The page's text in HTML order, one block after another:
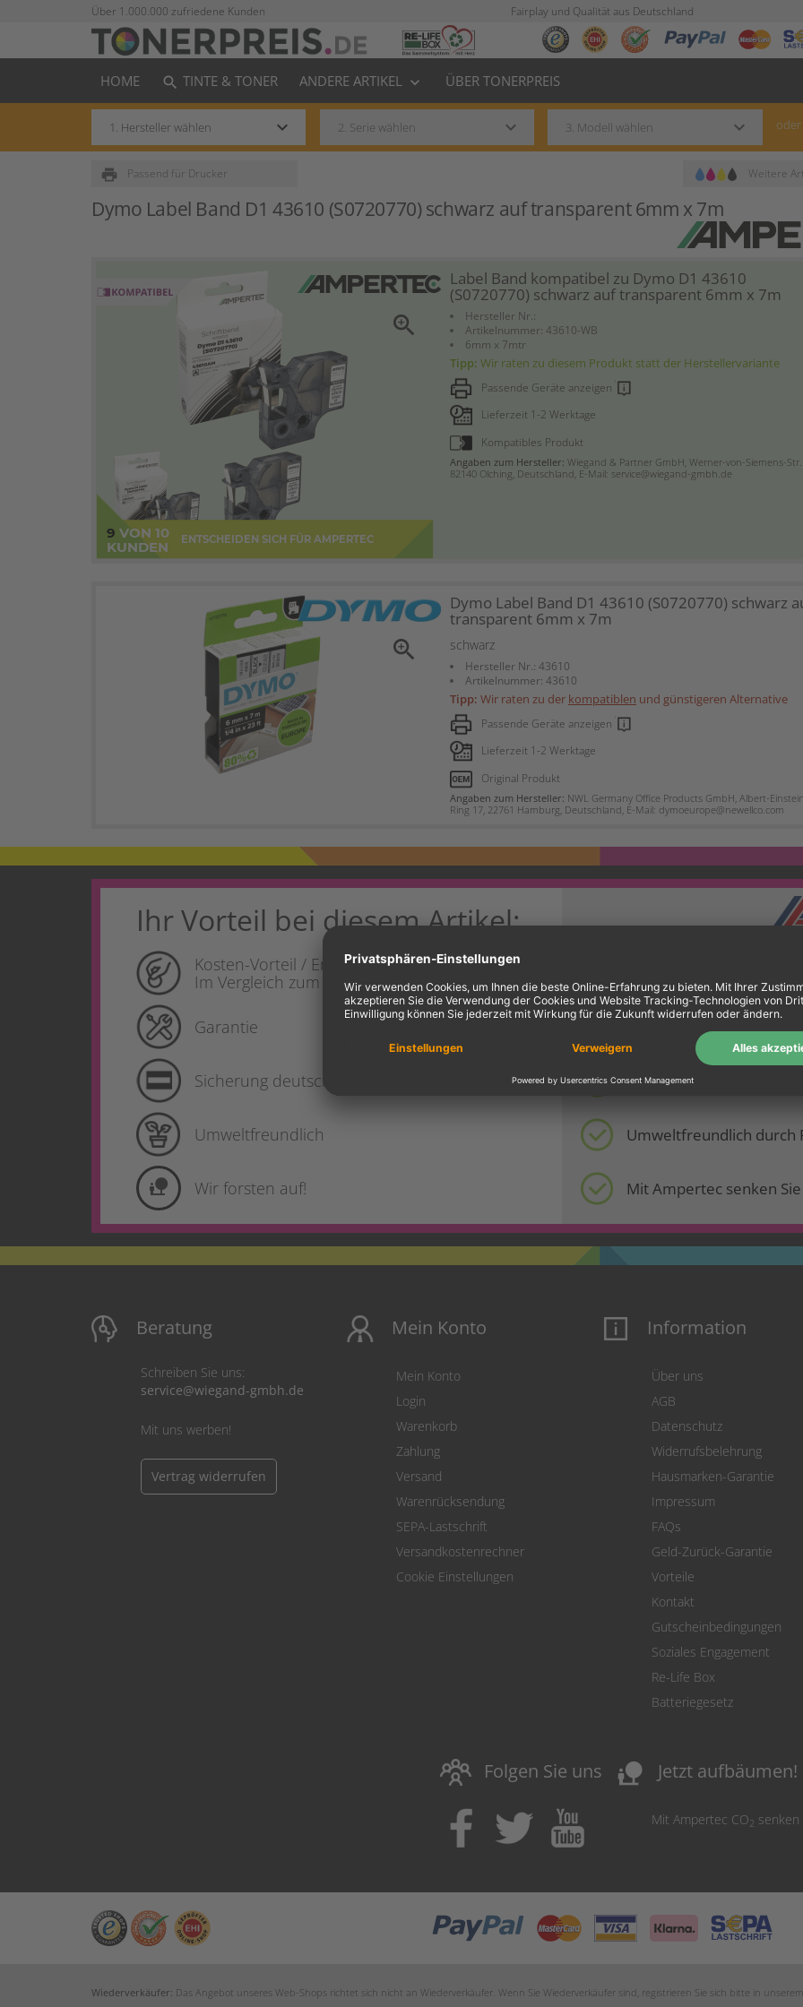
Über 1.000.000 zufriedene Kunden Fairplay und Qualität aus Deutschland
HOME search TINTE & TONER ANDERE ARTIKEL keyboard_arrow_down ÜBER TONERPREIS
keyboard_arrow_down keyboard_arrow_down keyboard_arrow_down oder
Passend für Drucker
print Weitere
Dymo Label Band D1 43610 (S0720770) schwarz auf transparent 6mm x 7m
9 VON 10
KUNDEN
ENTSCHEIDEN SICH FÜR AMPERTEC
zoom_in
Label Band kompatibel zu Dymo D1 43610
(S0720770) schwarz auf transparent 6mm x 7m
Hersteller Nr.:
Artikelnummer: 43610-WB
6mm x 7mtr
Tipp: Wir raten zu diesem Produkt statt der Herstellervariante
Passende Geräte anzeigen
Lieferzeit 1-2 Werktage
Kompatibles Produkt
Angaben zum Hersteller: Wiegand & Partner GmbH, Werner-von-Siemens-Str.
82140 Olching, Deutschland, E-Mail: service@wiegand-gmbh.de
zoom_in
Dymo Label Band D1 43610 (S0720770) schwarz
transparent 6mm x 7m
schwarz
Hersteller Nr.: 43610
Artikelnummer: 43610
Tipp: Wir raten zu der kompatiblen und günstigeren Alternative
Passende Geräte anzeigen
Lieferzeit 1-2 Werktage
Original Produkt
Angaben zum Hersteller: NWL Germany Office Products GmbH, Albert-
Ring 17, 22761 Hamburg, Deutschland, E-Mail: dymoeurope@newellco.com
Ihr Vorteil bei diesem Artikel:
Kosten-Vorteil / Ersparnis
Im Vergleich zum Produkt des Drukerherstellers
Garantie 10 Jahre Garantie
Sicherung deutscher Produktionsstandorte Standort Deutschland
Umweltfreundlich Umweltfreundlich durch
nature_people Wir forsten auf! Mit Ampertec senken
Beratung
Schreiben Sie uns:
service@wiegand-gmbh.de
Mit uns werben!
Vertrag widerrufen
Mein Konto
Mein Konto
Login
Warenkorb
Zahlung
Versand
Warenrücksendung
SEPA-Lastschrift
Versandkostenrechner
Cookie Einstellungen
Information
Über uns
AGB
Datenschutz
Widerrufsbelehrung
Hausmarken-Garantie
Impressum
FAQs
Geld-Zurück-Garantie
Vorteile
Kontakt
Gutscheinbedingungen
Soziales Engagement
Re-Life Box
Batteriegesetz
Folgen Sie uns nature_people Jetzt aufbäumen!
Mit Ampertec CO2 senken
Wiederverkäufer: Das Angebot unseres Web-Shops richtet sich nicht an Wiederverkäufer. Wenn Sie Wiederverkäufer sind, registrieren Sie sich bitte in